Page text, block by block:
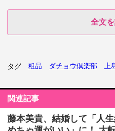
全文
タグ 粗品 ダチョウ倶楽部 上
関連記事
藤本美貴、結婚して「人